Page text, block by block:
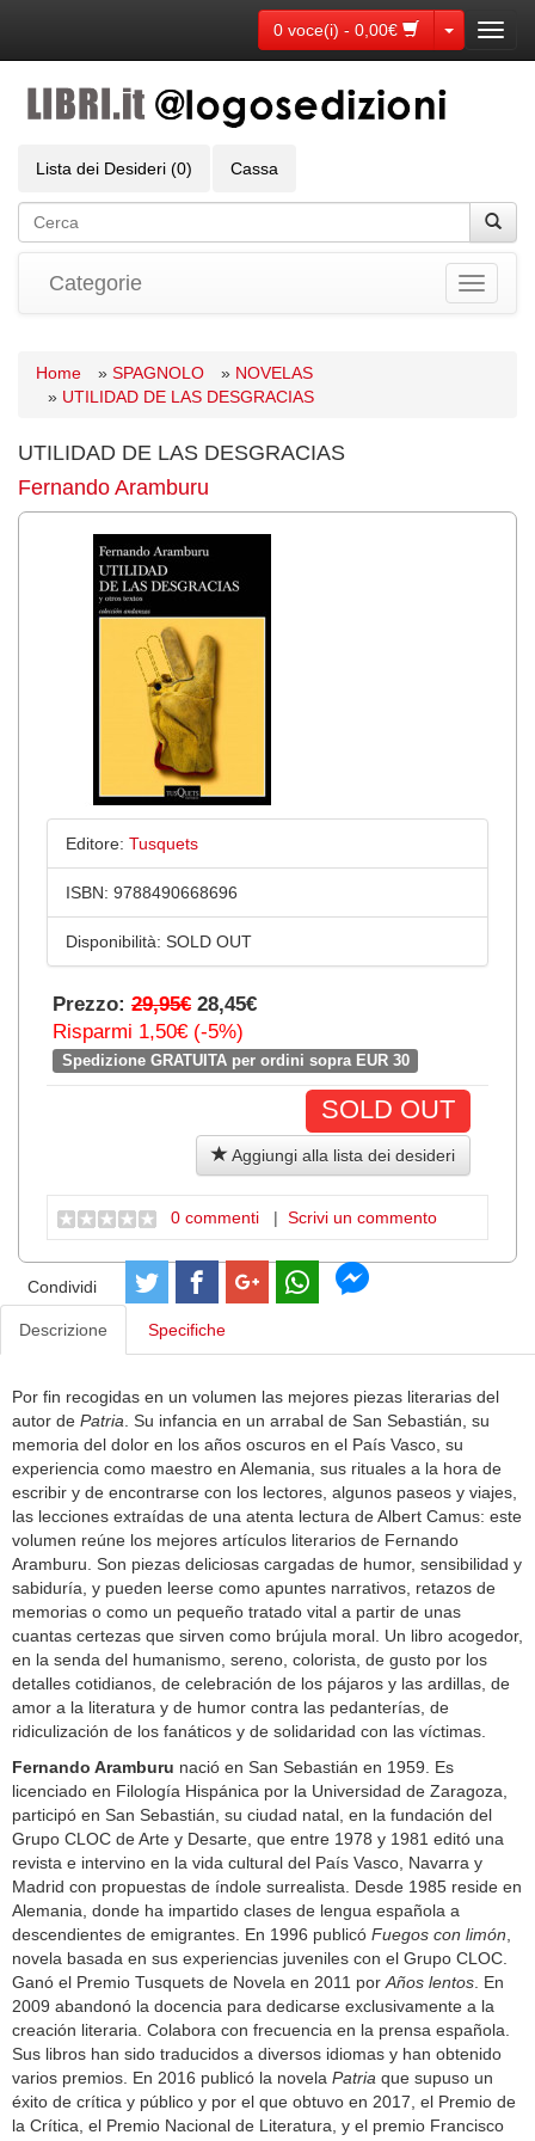
0 voce(i) - 0,00€ Toggle
Lista dei Desideri (0) Cassa
Toggle
Categorie
Home » SPAGNOLO » NOVELAS
» UTILIDAD DE LAS DESGRACIAS
UTILIDAD DE LAS DESGRACIAS
Fernando Aramburu
Editore: Tusquets
ISBN: 9788490668696
Disponibilità: SOLD OUT
Prezzo: 29,95€ 28,45€
Risparmi 1,50€ (-5%)
Spedizione GRATUITA per ordini sopra EUR 30
SOLD OUT
Aggiungi alla lista dei desideri
0 commenti | Scrivi un commento
Condividi
Descrizione Specifiche
Por fin recogidas en un volumen las mejores piezas literarias del
autor de Patria. Su infancia en un arrabal de San Sebastián, su
memoria del dolor en los años oscuros en el País Vasco, su
experiencia como maestro en Alemania, sus rituales a la hora de
escribir y de encontrarse con los lectores, algunos paseos y viajes,
las lecciones extraídas de una atenta lectura de Albert Camus: este
volumen reúne los mejores artículos literarios de Fernando
Aramburu. Son piezas deliciosas cargadas de humor, sensibilidad y
sabiduría, y pueden leerse como apuntes narrativos, retazos de
memorias o como un pequeño tratado vital a partir de unas
cuantas certezas que sirven como brújula moral. Un libro acogedor,
en la senda del humanismo, sereno, colorista, de gusto por los
detalles cotidianos, de celebración de los pájaros y las ardillas, de
amor a la literatura y de humor contra las pedanterías, de
ridiculización de los fanáticos y de solidaridad con las víctimas.
Fernando Aramburu nació en San Sebastián en 1959. Es
licenciado en Filología Hispánica por la Universidad de Zaragoza,
participó en San Sebastián, su ciudad natal, en la fundación del
Grupo CLOC de Arte y Desarte, que entre 1978 y 1981 editó una
revista e intervino en la vida cultural del País Vasco, Navarra y
Madrid con propuestas de índole surrealista. Desde 1985 reside en
Alemania, donde ha impartido clases de lengua española a
descendientes de emigrantes. En 1996 publicó Fuegos con limón,
novela basada en sus experiencias juveniles con el Grupo CLOC.
Ganó el Premio Tusquets de Novela en 2011 porAños lentos. En
2009 abandonó la docencia para dedicarse exclusivamente a la
creación literaria. Colabora con frecuencia en la prensa española.
Sus libros han sido traducidos a diversos idiomas y han obtenido
varios premios. En 2016 publicó la novela Patria que supuso un
éxito de crítica y público y por el que obtuvo en 2017, el Premio de
la Crítica, el Premio Nacional de Literatura, y el premio Francisco